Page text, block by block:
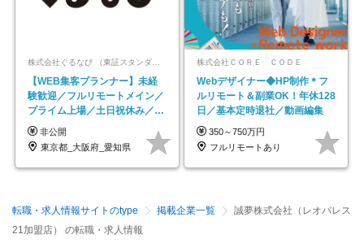
株式会社ぐるなび （東証スタンダード上場）
【WEB集客プランナー】未経
験歓迎／フルリモートメイン／
プライム上場／土日祝休み／東
京・大阪・名古屋
非公開
東京都_大阪府_愛知県
株式会社ＣＯＲＥ ＣＯＤＥ
Webデザイナー◆HP制作＊フ
ルリモート＆副業OK！年休128
日／基本定時退社／動画編集
350～750万円
フルリモートあり
転職・求人情報サイトのtype 掲載企業一覧
誠夢株式会社（レオパレス
21加盟店） の転職・求人情報